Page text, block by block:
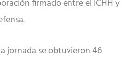
firmado entre el ICHH y
jornada se obtuvieron 46